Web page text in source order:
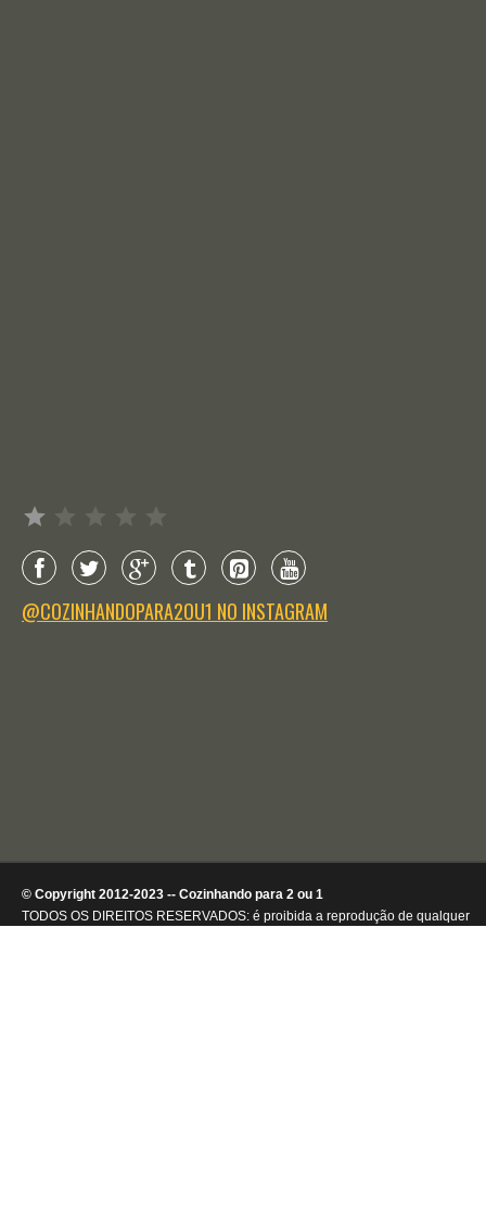
@COZINHANDOPARA2OU1 NO INSTAGRAM
© Copyright 2012-2023 -- Cozinhando para 2 ou 1
TODOS OS DIREITOS RESERVADOS: é proibida a reprodução de qualquer